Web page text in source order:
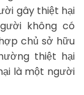
gây thiệt hại
không có
chủ sở hữu
thiệt hại
là một người